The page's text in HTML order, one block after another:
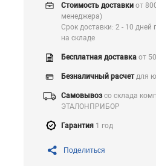
Стоимость доставки от
менеджера)
Срок доставки: 2 - 10 дней
на складе
Бесплатная доставка от
Безналичный расчетдля
Самовывозсо склада
ЭТАЛОНПРИБОР
Гарантия 1 год
Поделиться